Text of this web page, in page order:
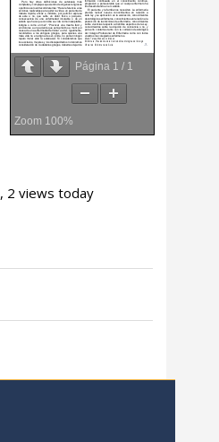
Página 1 / 1
Zoom 100%
, 2 views today